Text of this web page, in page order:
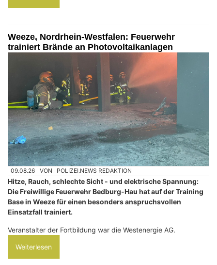
Weeze, Nordrhein-Westfalen: Feuerwehr
trainiert Brände an Photovoltaikanlagen
09.08.26 VON POLIZEI.NEWS REDAKTION
Hitze, Rauch, schlechte Sicht - und elektrische Spannung:
Die Freiwillige Feuerwehr Bedburg-Hau hat auf der Training
Base in Weeze für einen besonders anspruchsvollen
Einsatzfall trainiert.
Veranstalter der Fortbildung war die Westenergie AG.
Weiterlesen